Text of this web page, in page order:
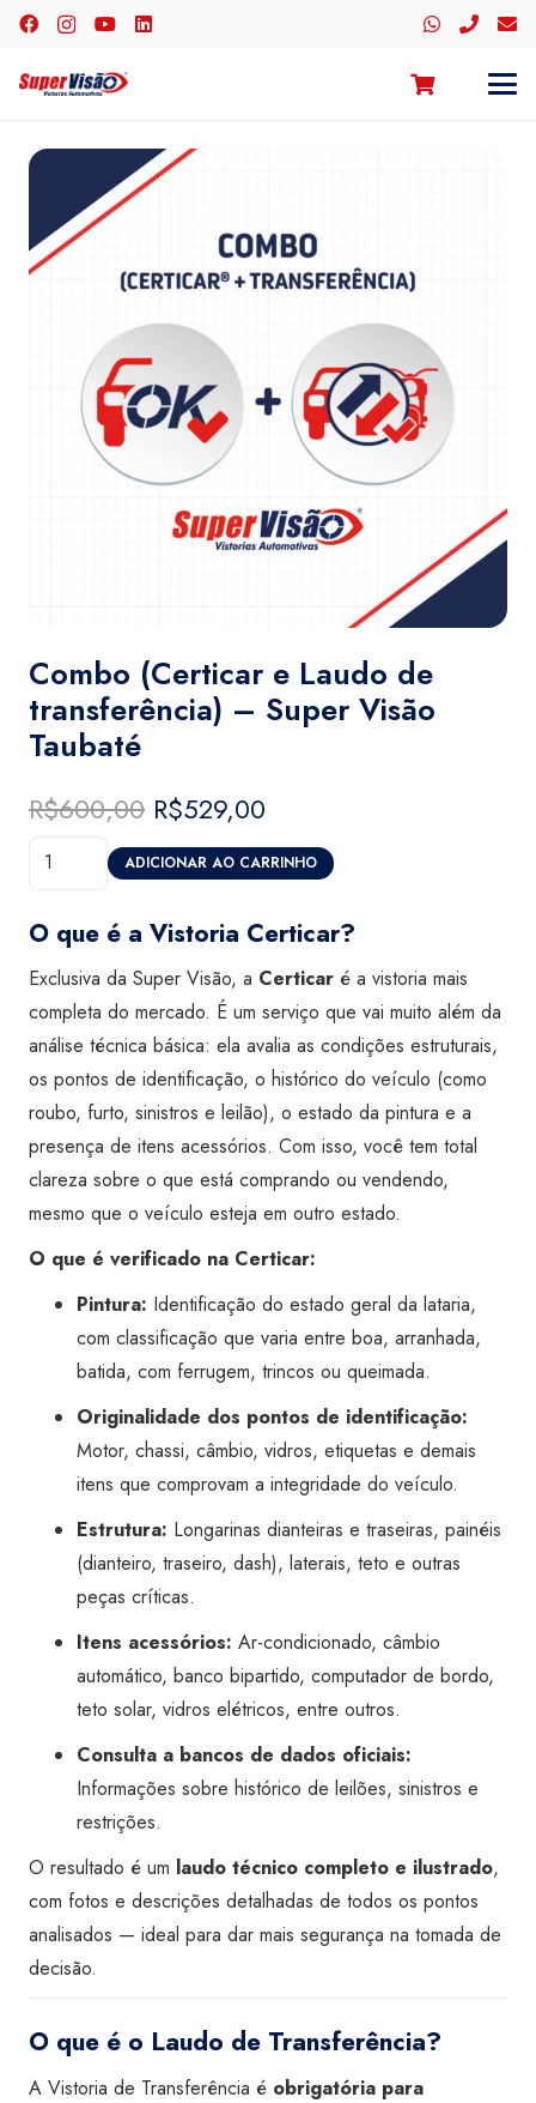
Combo (Certicar e Laudo de
transferência) – Super Visão
Taubaté
R$600,00 O
preço
original
R$600,00.
R$529,00
preço
atual
R$529,00.
Combo
e
Laudo
de
transferência)
-
Super
Visão
Taubaté
quantidade
ADICIONAR AO CARRINHO
O que é a Vistoria Certicar?
Exclusiva da Super Visão, a Certicar é a vistoria mais
completa do mercado. É um serviço que vai muito além da
análise técnica básica: ela avalia as condições estruturais,
os pontos de identificação, o histórico do veículo (como
roubo, furto, sinistros e leilão), o estado da pintura e a
presença de itens acessórios. Com isso, você tem total
clareza sobre o que está comprando ou vendendo,
mesmo que o veículo esteja em outro estado.
O que é verificado na Certicar:
Pintura: Identificação do estado geral da lataria,
com classificação que varia entre boa, arranhada,
batida, com ferrugem, trincos ou queimada.
Originalidade dos pontos de identificação:
Motor, chassi, câmbio, vidros, etiquetas e demais
itens que comprovam a integridade do veículo.
Estrutura: Longarinas dianteiras e traseiras, painéis
(dianteiro, traseiro, dash), laterais, teto e outras
peças críticas.
Itens acessórios: Ar-condicionado, câmbio
automático, banco bipartido, computador de bordo,
teto solar, vidros elétricos, entre outros.
Consulta a bancos de dados oficiais:
Informações sobre histórico de leilões, sinistros e
restrições.
O resultado é um laudo técnico completo e ilustrado,
com fotos e descrições detalhadas de todos os pontos
analisados — ideal para dar mais segurança na tomada de
decisão.
O que é o Laudo de Transferência?
A Vistoria de Transferência é obrigatória para